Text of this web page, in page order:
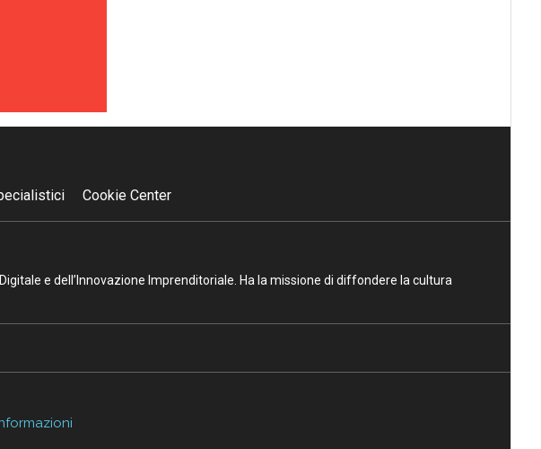
Cookie Center
e dell’Innovazione Imprenditoriale. Ha la missione di diffondere la cultura